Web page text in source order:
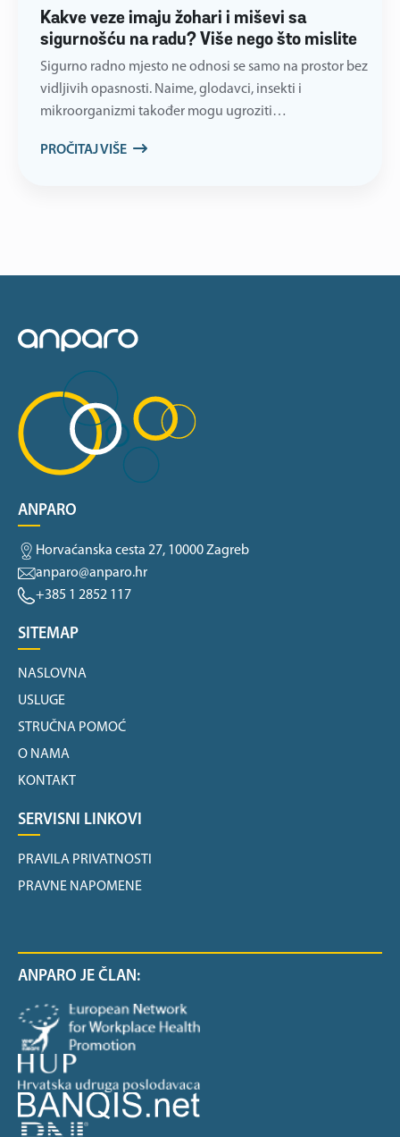
Kakve veze imaju žohari i miševi sa
sigurnošću na radu? Više nego što mislite
Sigurno radno mjesto ne odnosi se samo na prostor bez
vidljivih opasnosti. Naime, glodavci, insekti i
mikroorganizmi također mogu ugroziti…
PROČITAJ VIŠE
ANPARO
Horvaćanska cesta 27, 10000 Zagreb
anparo@anparo.hr
+385 1 2852 117
SITEMAP
NASLOVNA
USLUGE
STRUČNA POMOĆ
O NAMA
KONTAKT
SERVISNI LINKOVI
PRAVILA PRIVATNOSTI
PRAVNE NAPOMENE
ANPARO JE ČLAN: